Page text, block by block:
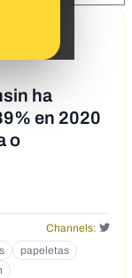
ha
en 2020
o
Channels:
papeletas